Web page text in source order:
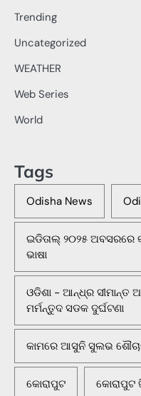
Trending
Uncategorized
WEATHER
Web Series
World
Tags
Odisha News
ଇଡିତାଲ୍ ୨୦୨୫ ଅବସରରେ
ଭାଷା
ଓଡିଶା - ଆନ୍ଧ୍ର ସୀମାନ୍ତ
ମର୍ମନ୍ତୁଦ ସଡକ ଦୁର୍ଘଟଣା
କାମରେ ଆସୁନି ସୁଲଭ
କୋରାପୁଟ କୋରାପୁଟ